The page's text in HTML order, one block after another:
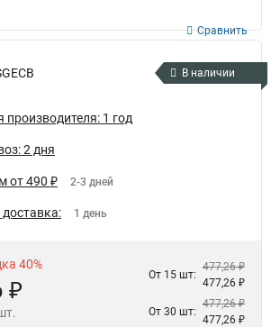
Сравнить
В наличии
производителя: 1 год
2 дня
от 490 ₽ 2-3 дней
1 день
40%
₽
От 15 шт:
477,26 ₽
477,26 ₽
От 30 шт:
477,26 ₽
477,26 ₽